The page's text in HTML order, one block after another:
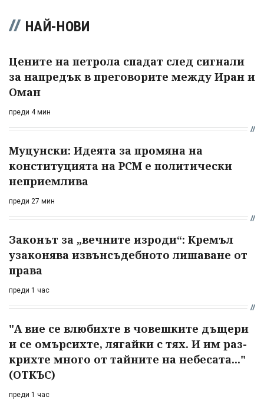
НАЙ-НОВИ
Цените на петрола спадат след сигнали
за напредък в преговорите между Иран и
Оман
преди 4 мин
Муцунски: Идеята за промяна на
конституцията на РСМ е политически
неприемлива
преди 27 мин
Законът за „вечните изроди“: Кремъл
узаконява извънсъдебното лишаване от
права
преди 1 час
"А вие се влюбихте в чо­вешките дъщери
и се омърсихте, лягайки с тях. И им раз­
крихте много от тайните на небесата..."
(ОТКЪС)
преди 1 час